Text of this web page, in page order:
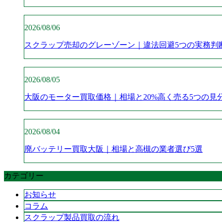
2026/08/06
スクラップ売却のグレーゾーン｜違法回避5つの実務判
2026/08/05
大阪のモーター買取価格｜相場と20%高く売る5つの見
2026/08/04
廃バッテリー買取大阪｜相場と高槻の業者選び5選
カテゴリー
お知らせ
コラム
スクラップ製品買取の流れ